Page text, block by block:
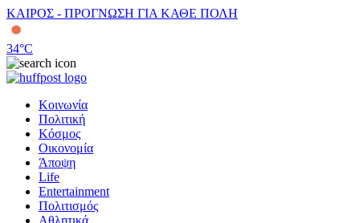
ΚΑΙΡΟΣ - ΠΡΟΓΝΩΣΗ ΓΙΑ ΚΑΘΕ ΠΟΛΗ
34°C
Κοινωνία
Πολιτική
Κόσμος
Οικονομία
Άποψη
Life
Entertainment
Πολιτισμός
Αθλητικά